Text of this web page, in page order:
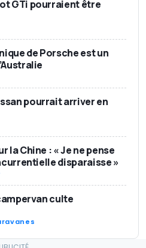
GTi pourraient être
de Porsche est un
pourrait arriver en
la Chine : « Je ne pense
disparaisse »
culte